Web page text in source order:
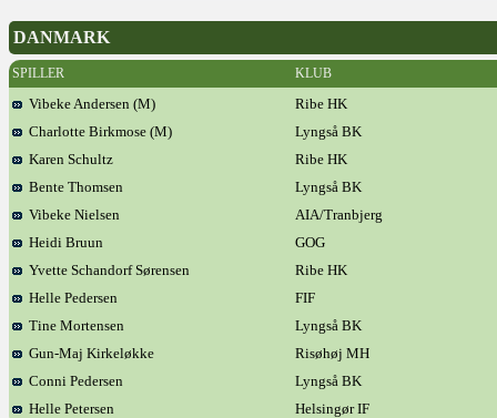
DANMARK
SPILLER KLUB
Vibeke Andersen (M)
Ribe HK
Charlotte Birkmose (M)
Lyngså BK
Karen Schultz
Ribe HK
Bente Thomsen
Lyngså BK
Vibeke Nielsen
AIA/Tranbjerg
Heidi Bruun
GOG
Yvette Schandorf Sørensen
Ribe HK
Helle Pedersen
FIF
Tine Mortensen
Lyngså BK
Gun-Maj Kirkeløkke
Risøhøj MH
Conni Pedersen
Lyngså BK
Helle Petersen
Helsingør IF